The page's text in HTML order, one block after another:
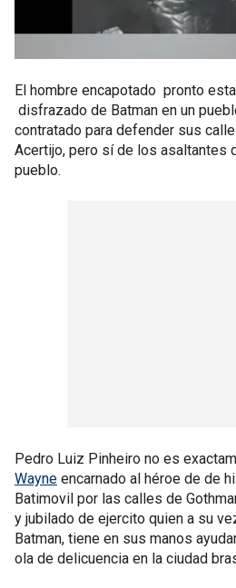
El hombre encapotado pronto
disfrazado de Batman en un
contratado para defender sus
Acertijo, pero sí de los asaltantes
pueblo.
Pedro Luiz Pinheiro no es
Wayne encarnado al héroe de de
Batimovil por las calles de
y jubilado de ejercito quien a su
Batman, tiene en sus manos
ola de delicuencia en la ciudad